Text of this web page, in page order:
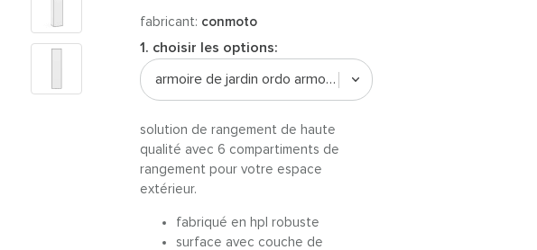
fabricant: conmoto
1. choisir les options:
armoire de jardin ordo armoire space 50
solution de rangement de haute
qualité avec 6 compartiments de
rangement pour votre espace
extérieur.
fabriqué en hpl robuste
surface avec couche de